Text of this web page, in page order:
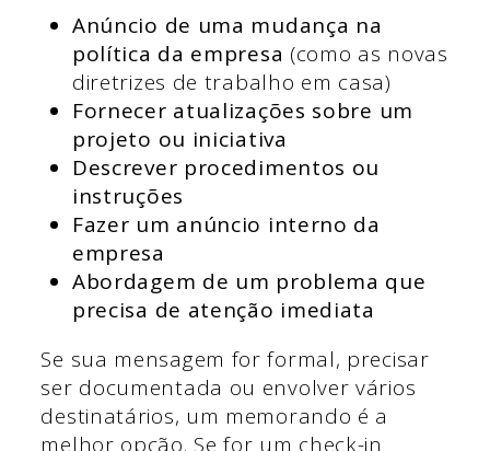
Anúncio de uma mudança na
política da empresa (como as novas
diretrizes de trabalho em casa)
Fornecer atualizações sobre um
projeto ou iniciativa
Descrever procedimentos ou
instruções
Fazer um anúncio interno da
empresa
Abordagem de um problema que
precisa de atenção imediata
Se sua mensagem for formal, precisar
ser documentada ou envolver vários
destinatários, um memorando é a
melhor opção. Se for um check-in